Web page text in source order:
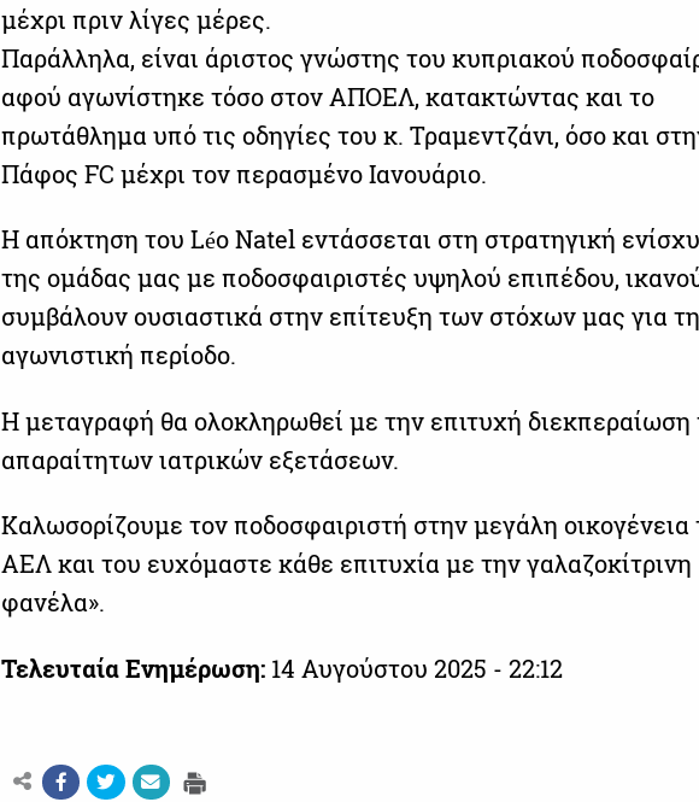
μέχρι πριν λίγες μέρες.
Παράλληλα, είναι άριστος γνώστης του κυπριακού
αφού αγωνίστηκε τόσο στον ΑΠΟΕΛ, κατακτώντας και το
πρωτάθλημα υπό τις οδηγίες του κ. Τραμεντζάνι, όσο και
Πάφος FC μέχρι τον περασμένο Ιανουάριο.
Η απόκτηση του Léo Natel εντάσσεται στη στρατηγική
της ομάδας μας με ποδοσφαιριστές υψηλού επιπέδου,
συμβάλουν ουσιαστικά στην επίτευξη των στόχων μας για
αγωνιστική περίοδο.
Η μεταγραφή θα ολοκληρωθεί με την επιτυχή
απαραίτητων ιατρικών εξετάσεων.
Καλωσορίζουμε τον ποδοσφαιριστή στην μεγάλη οικογένεια
ΑΕΛ και του ευχόμαστε κάθε επιτυχία με την γαλαζοκίτρινη
φανέλα».
Τελευταία Ενημέρωση: 14 Αυγούστου 2025 - 22:12